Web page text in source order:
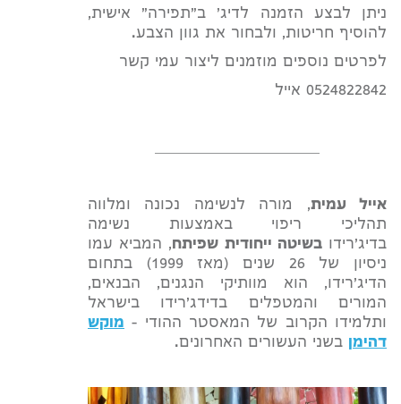
ניתן לבצע הזמנה לדיג' ב"תפירה" אישית,
להוסיף חריטות, ולבחור את גוון הצבע.
לפרטים נוספים מוזמנים ליצור עמי קשר
0524822842 אייל
_______________________
אייל עמית, מורה לנשימה נכונה ומלווה
תהליכי ריפוי באמצעות נשימה
בדיג'רידובשיטה ייחודית שפיתח, המביא עמו
ניסיון של 26 שנים (מאז 1999) בתחום
הדיג'רידו, הוא מוותיקי הנגנים, הבנאים,
המורים והמטפלים בדידג'רידו בישראל
ותלמידו הקרוב של המאסטר ההודי – מוקש
דהימן בשני העשורים האחרונים.